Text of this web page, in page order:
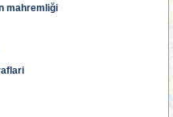
mahremliği